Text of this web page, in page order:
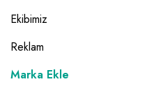
Ekibimiz
Reklam
Marka Ekle